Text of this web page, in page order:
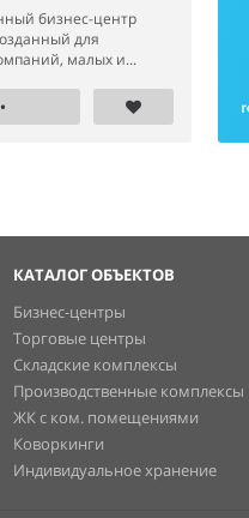
бизнес-центр
для
малых и...
КАТАЛОГ ОБЪЕКТОВ
Бизнес-центры
Торговые центры
Складские комплексы
Производственные комплексы
ЖК с ком. помещениями
Коворкинги
Индивидуальное хранение